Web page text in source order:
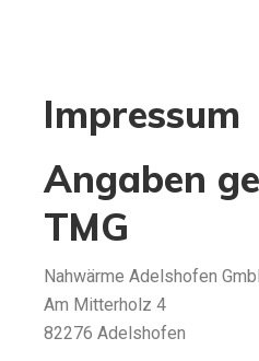
Impressum
Angaben
TMG
Nahwärme Adelshofen
Am Mitterholz 4
82276 Adelshofen